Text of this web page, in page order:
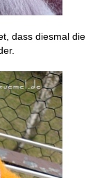
dass diesmal die